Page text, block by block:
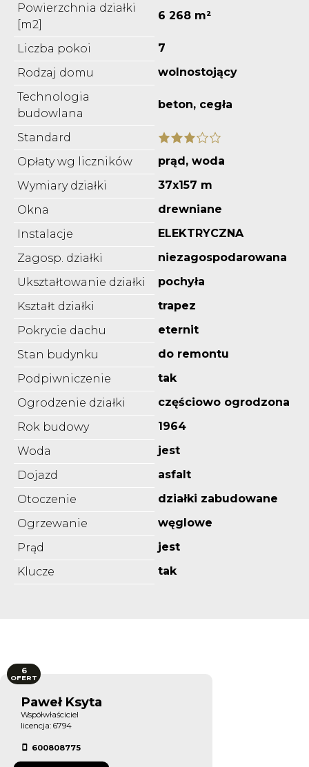
Powierzchnia działki
[m2]
6 268 m²
Liczba pokoi
7
Rodzaj domu
wolnostojący
Technologia
budowlana
beton, cegła
Standard
Opłaty wg liczników
prąd, woda
Wymiary działki
37x157 m
Okna
drewniane
Instalacje
ELEKTRYCZNA
Zagosp. działki
niezagospodarowana
Ukształtowanie działki
pochyła
Kształt działki
trapez
Pokrycie dachu
eternit
Stan budynku
do remontu
Podpiwniczenie
tak
Ogrodzenie działki
częściowo ogrodzona
Rok budowy
1964
Woda
jest
Dojazd
asfalt
Otoczenie
działki zabudowane
Ogrzewanie
węglowe
Prąd
jest
Klucze
tak
Paweł Ksyta
Współwłaściciel
licencja: 6794
600808775
6
OFERT